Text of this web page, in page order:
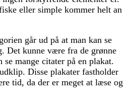
eller simple kommer helt an
går ud på at man kan se
Det kunne være fra de grønne
se mange citater på en plakat.
Disse plakater fastholder
tid, da der er meget at læse og